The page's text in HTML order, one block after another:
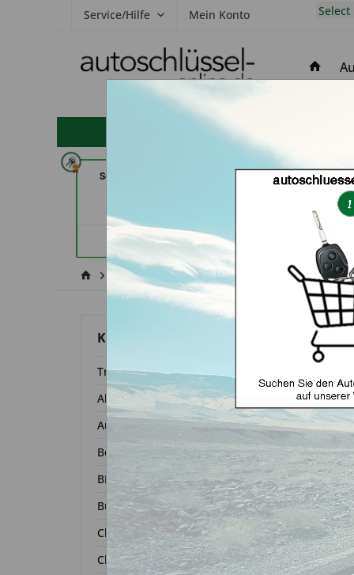
Service/Hilfe Mein Konto Select
hohe Kundenzufriedenheit
Schlüssel- u. DL Service (in
Service Punkt
Mohave
Kategorien
Transponder
Alfa Romeo
Audi
Bentley
BMW
Buick
Chevrolet
Chrysler
Zurück